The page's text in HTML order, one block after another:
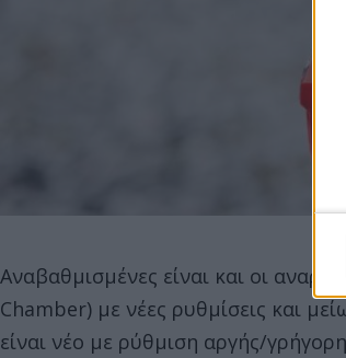
Αναβαθμισμένες είναι και οι
Chamber) με νέες ρυθμίσεις και
είναι νέο με ρύθμιση αργής/